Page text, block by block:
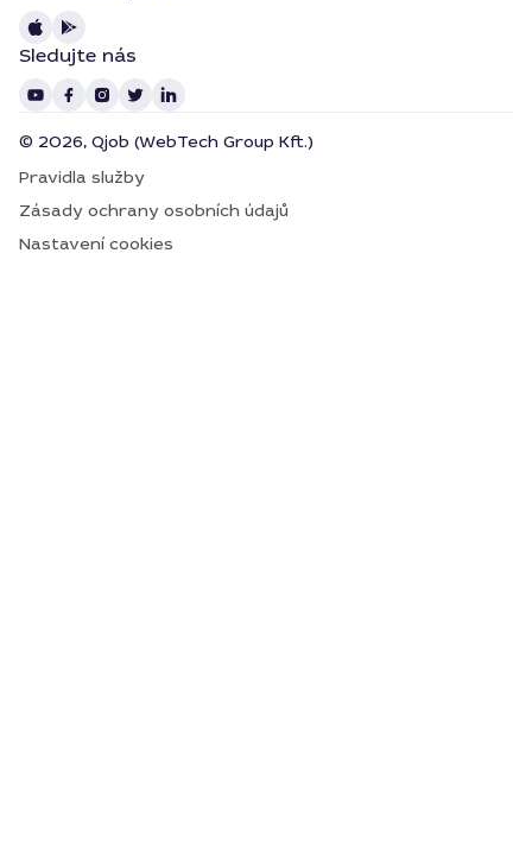
Sledujte nás
© 2026, Qjob (WebTech Group Kft.)
Pravidla služby
Zásady ochrany osobních údajů
Nastavení cookies